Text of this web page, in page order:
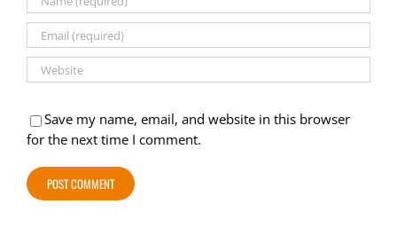
Save my name, email, and website in this browser
for the next time I comment.